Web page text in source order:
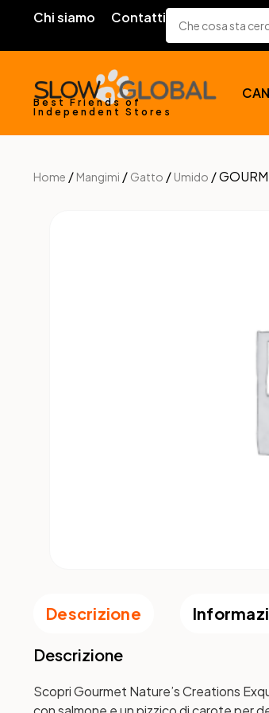
Chi siamo Contatti
Best Friends of
Independent Stores
Home / Mangimi / Gatto / Umido /
Descrizione
Descrizione
Scopri Gourmet Nature’s Creations